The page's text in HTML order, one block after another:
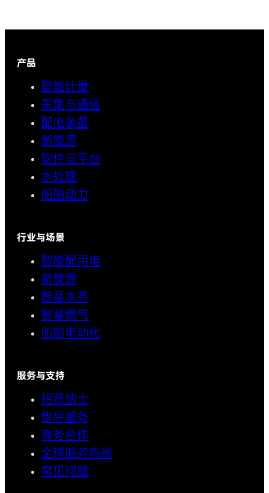
产品
智能计量
采集与通信
配电装备
新能源
软件与平台
水处理
船舶动力
行业与场景
智能配用电
新能源
智慧水务
智慧燃气
船舶电动化
服务与支持
招贤纳士
售后服务
商务合作
全球服务热线
常见问题